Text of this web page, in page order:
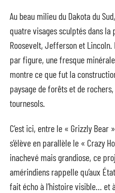
Au beau milieu du Dakota du
quatre visages sculptés dans la
Roosevelt, Jefferson et
par figure, une fresque
montre ce que fut la
paysage de forêts et de
tournesols.
C’est ici, entre le « Grizzly
s’élève en parallèle le « Crazy
inachevé mais grandiose, ce
amérindiens rappelle qu’aux
fait écho à l’histoire visible… et